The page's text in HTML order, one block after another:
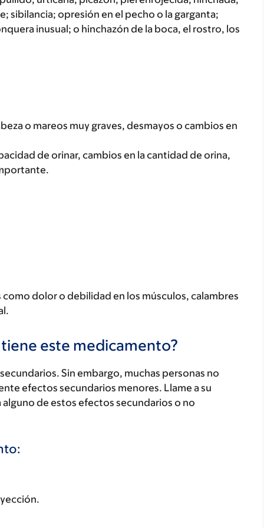
sibilancia; opresión en el pecho o la garganta;
inusual; o hinchazón de la boca, el rostro, los
o mareos muy graves, desmayos o cambios en
de orinar, cambios en la cantidad de orina,
dolor o debilidad en los músculos, calambres
este medicamento?
Sin embargo, muchas personas no
efectos secundarios menores. Llame a su
de estos efectos secundarios o no